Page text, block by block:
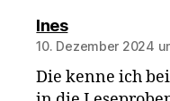
Inessagt:
10. Dezember 2024
Die kenne ich